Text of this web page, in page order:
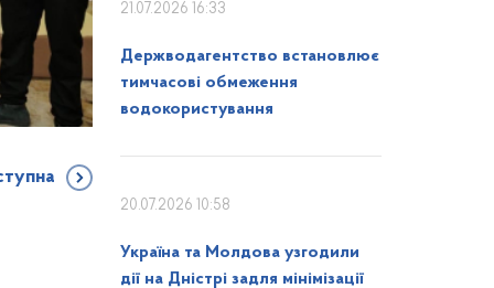
21.07.2026 16:33
Держводагентство встановлює
тимчасові обмеження
водокористування
20.07.2026 10:58
Україна та Молдова узгодили
дії на Дністрі задля мінімізації